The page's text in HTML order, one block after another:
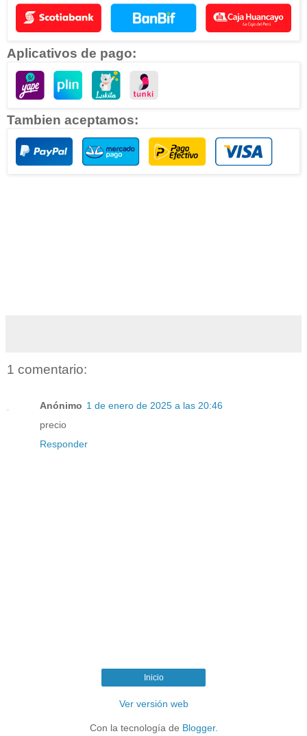
Aplicativos de pago:
Tambien aceptamos:
1 comentario:
Anónimo 1 de enero de 2025 a las 20:46
precio
Responder
Inicio
Ver versión web
Con la tecnología de Blogger.